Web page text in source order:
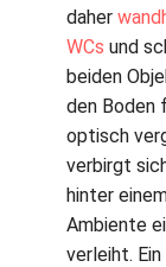
daher
WCs und
beiden
den Boden
optisch
verbirgt
hinter
Ambiente
verleiht.